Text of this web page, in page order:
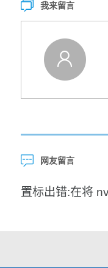
我来留言
网友留言
置标出错:在将